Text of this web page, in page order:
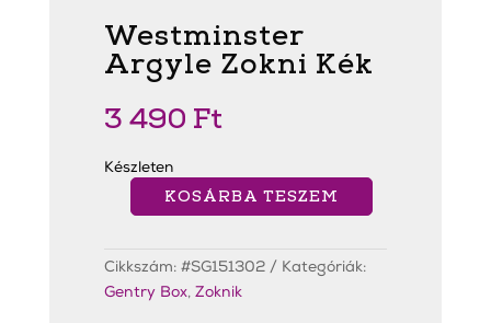
Westminster
Argyle Zokni Kék
3 490 Ft
Készleten
Westminster
Argyle
mennyiség
KOSÁRBA TESZEM
Cikkszám: #SG151302
Kategóriák:
Gentry Box, Zoknik